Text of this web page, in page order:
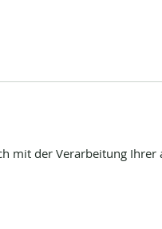
mit der Verarbeitung